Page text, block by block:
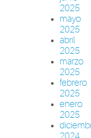
2025
mayo
2025
abril
2025
marzo
2025
febrero
2025
enero
2025
2024